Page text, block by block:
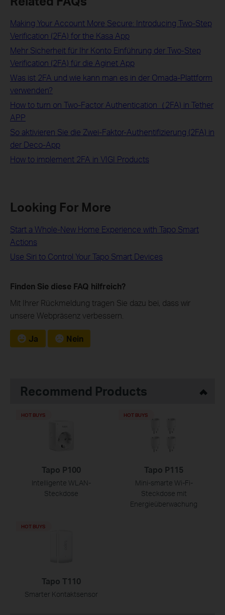
Making Your Account More Secure: Introducing Two-Step
Verification (2FA) for the Kasa App
Mehr Sicherheit für Ihr Konto Einführung der Two-Step
Verification (2FA) für die Aginet App
Was ist 2FA und wie kann man es in der Omada-Plattform
verwenden?
How to turn on Two-Factor Authentication（2FA) in Tether
APP
So aktivieren Sie die Zwei-Faktor-Authentifizierung (2FA) in
der Deco-App
How to implement 2FA in VIGI Products
Looking For More
Start a Whole-New Home Experience with Tapo Smart
Actions
Use Siri to Control Your Tapo Smart Devices
Finden Sie diese FAQ hilfreich?
Mit Ihrer Rückmeldung tragen Sie dazu bei, dass wir
unsere Webpräsenz verbessern.
Ja Nein
Recommend Products
Tapo P100
Intelligente WLAN-
Steckdose
HOT BUYS
Tapo P115
Mini-smarte Wi-Fi-
Steckdose mit
Energieüberwachung
HOT BUYS
Tapo T110
Smarter Kontaktsensor
HOT BUYS